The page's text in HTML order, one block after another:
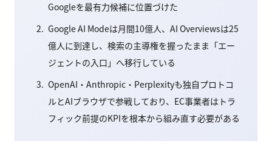
Googleを最有力候補に位置づけた
Google AI Modeは月間10億人、AI Overviewsは25
億人に到達し、検索の主導権を握ったまま「エー
ジェントの入口」へ移行している
OpenAI・Anthropic・Perplexityも独自プロトコ
ルとAIブラウザで参戦しており、EC事業者はトラ
フィック前提のKPIを根本から組み直す必要がある